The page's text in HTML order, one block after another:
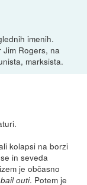
imenih.
Jim Rogers, na
marksista.
kolapsi na borzi
in seveda
je občasno
bail outi. Potem je